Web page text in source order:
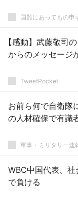
国難にあってもの申
【感動】武藤敬司
からのメッセージ
TweetPocket
お前ら何で自衛隊
の人材確保で有識
軍事・ミリタリー
WBC中国代表、
で負ける